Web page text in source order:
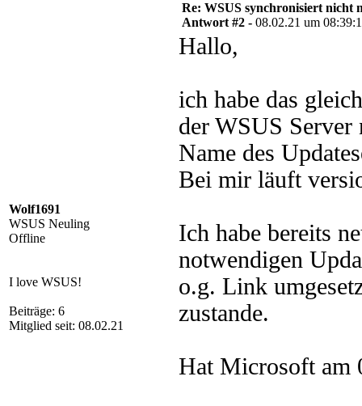
Wolf1691
WSUS Neuling
Offline
I love WSUS!
Beiträge: 6
Mitglied seit: 08.02.21
Re: WSUS synchronisiert nicht
Antwort #2 - 08.02.21 um
Hallo,
ich habe das
der WSUS Server
Name des
Bei mir läuft
Ich habe bereits
notwendigen
o.g. Link
zustande.
Hat Microsoft am